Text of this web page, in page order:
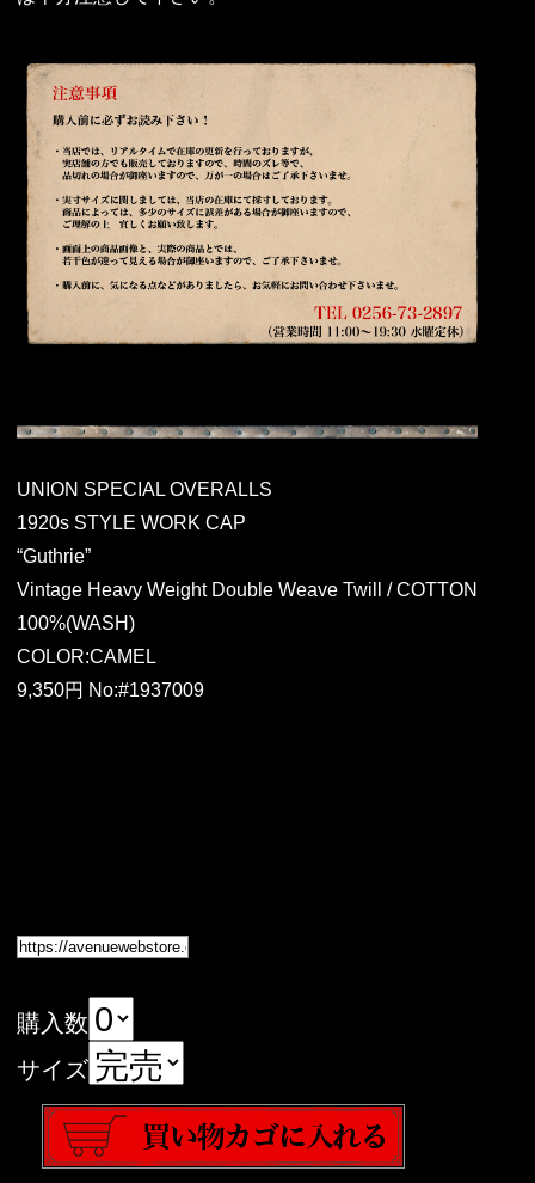
UNION SPECIAL OVERALLS
1920s STYLE WORK CAP
“Guthrie”
Vintage Heavy Weight Double Weave Twill / COTTON
100%(WASH)
COLOR:CAMEL
9,350円 No:#1937009
購入数
サイズ